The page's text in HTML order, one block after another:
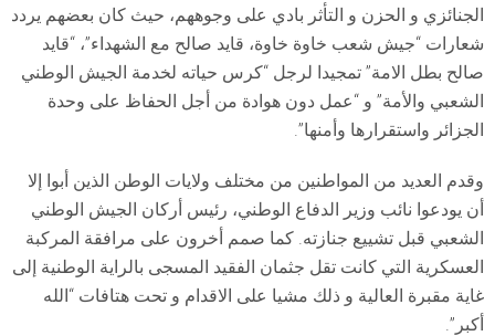
الجنائزي و الحزن و التأثر بادي على وجوههم، حيث كان بعضهم يردد
شعارات “جيش شعب خاوة خاوة، قايد صالح مع الشهداء”، “قايد
صالح بطل الامة” تمجيدا لرجل “كرس حياته لخدمة الجيش الوطني
الشعبي والأمة” و “عمل دون هوادة من أجل الحفاظ على وحدة
الجزائر واستقرارها وأمنها”.
وقدم العديد من المواطنين من مختلف ولايات الوطن الذين أبوا إلا
أن يودعوا نائب وزير الدفاع الوطني، رئيس أركان الجيش الوطني
الشعبي قبل تشييع جنازته. كما صمم أخرون على مرافقة المركبة
العسكرية التي كانت تقل جثمان الفقيد المسجى بالراية الوطنية إلى
غاية مقبرة العالية و ذلك مشيا على الاقدام و تحت هتافات “الله
أكبر”.